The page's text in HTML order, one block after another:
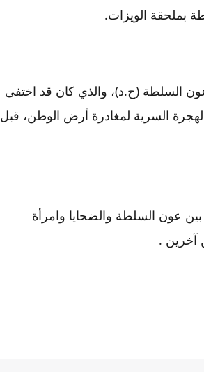
بملحقة الويزات.
السلطة (ح.د)، والذي كان قد اختفى
السرية لمغادرة أرض الوطن، قبل
بين عون السلطة والضحايا وامرأة
آخرين .